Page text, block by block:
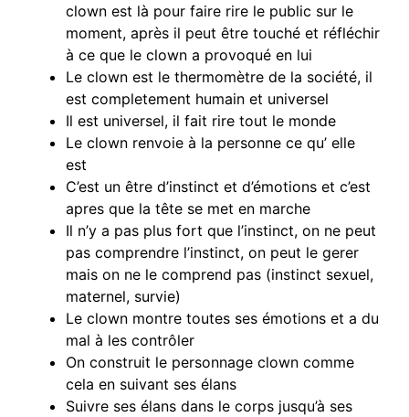
clown est là pour faire rire le public sur le
moment, après il peut être touché et réfléchir
à ce que le clown a provoqué en lui
Le clown est le thermomètre de la société, il
est completement humain et universel
Il est universel, il fait rire tout le monde
Le clown renvoie à la personne ce qu’ elle
est
C’est un être d’instinct et d’émotions et c’est
apres que la tête se met en marche
Il n’y a pas plus fort que l’instinct, on ne peut
pas comprendre l’instinct, on peut le gerer
mais on ne le comprend pas (instinct sexuel,
maternel, survie)
Le clown montre toutes ses émotions et a du
mal à les contrôler
On construit le personnage clown comme
cela en suivant ses élans
Suivre ses élans dans le corps jusqu’à ses